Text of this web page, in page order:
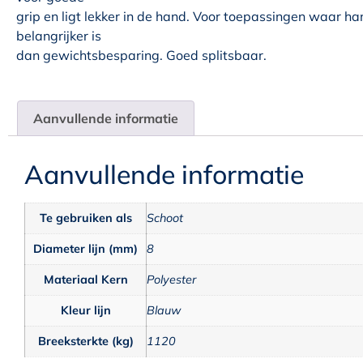
grip en ligt lekker in de hand. Voor toepassingen waar
belangrijker is
dan gewichtsbesparing. Goed splitsbaar.
Aanvullende informatie
Aanvullende informatie
Te gebruiken als Schoot
Diameter lijn (mm) 8
Materiaal Kern Polyester
Kleur lijn Blauw
Breeksterkte (kg) 1120